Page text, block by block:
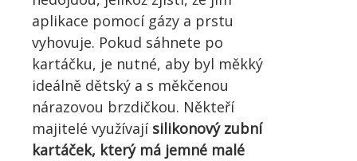
aplikace pomocí gázy a prstu
vyhovuje. Pokud sáhnete po
kartáčku, je nutné, aby byl měkký
ideálně dětský a s měkčenou
nárazovou brzdičkou. Někteří
majitelé využívají silikonový zubní
kartáček, který má jemné malé